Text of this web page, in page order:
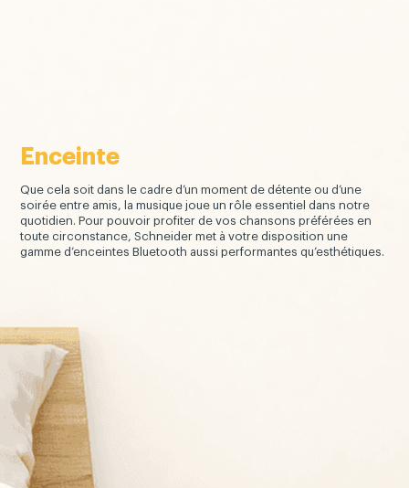
Enceinte
Que cela soit dans le cadre d’un moment de détente ou d’une
soirée entre amis, la musique joue un rôle essentiel dans notre
quotidien. Pour pouvoir profiter de vos chansons préférées en
toute circonstance, Schneider met à votre disposition une
gamme d’enceintes Bluetooth aussi performantes qu’esthétiques.